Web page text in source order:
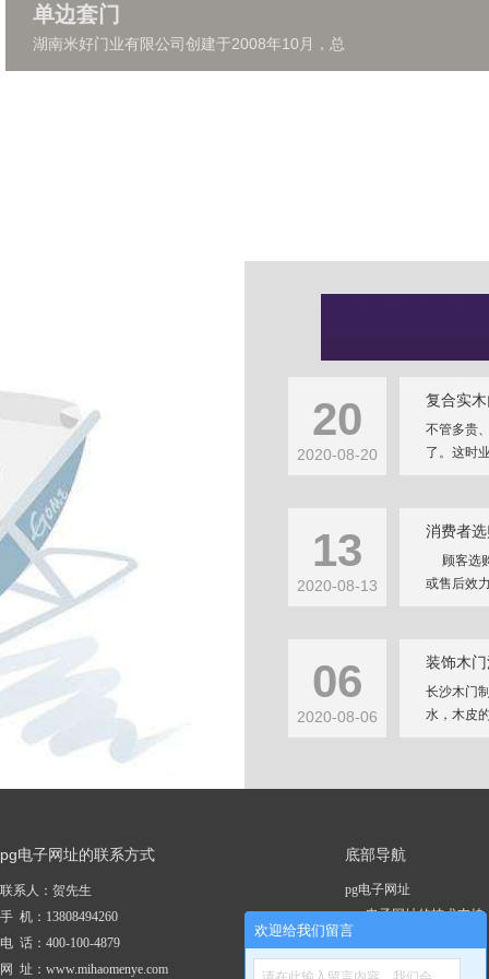
单边套门
湖南米好门业有限公司创建于2008年10月，总
20
2020-08-20
复合实
不管多贵
了。这时
13
2020-08-13
消费者
顾客选
或售后效
06
2020-08-06
装饰木
长沙木门
水，木皮
pg电子网址的联系方式
联系人：贺先生
手 机：13808494260
电 话：400-100-4879
网 址：www.mihaomenye.com
底部导航
pg电子网址
pg电子网址的技术支持
关于pg电子网址
欢迎给我们留言